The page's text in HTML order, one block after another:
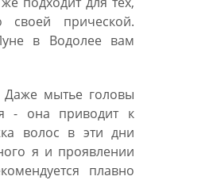
своей прической.
в Водолее вам
Даже мытье головы
- она приводит к
волос в эти дни
я и проявлении
плавно